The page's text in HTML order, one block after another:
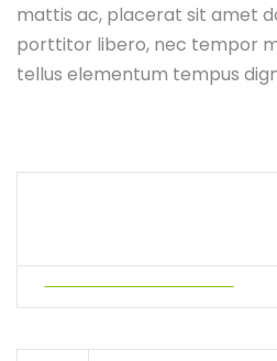
mattis ac, placerat sit amet
porttitor libero, nec tempor
tellus elementum tempus